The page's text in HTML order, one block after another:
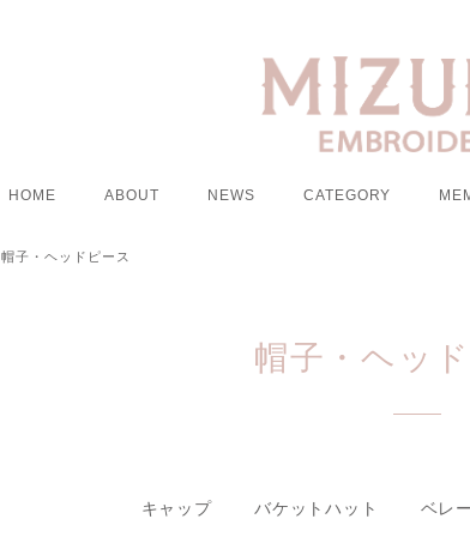
HOME ABOUT NEWS CATEGORY
帽子・ヘッドピース
帽子・ヘッ
キャップ バケットハット ベレ